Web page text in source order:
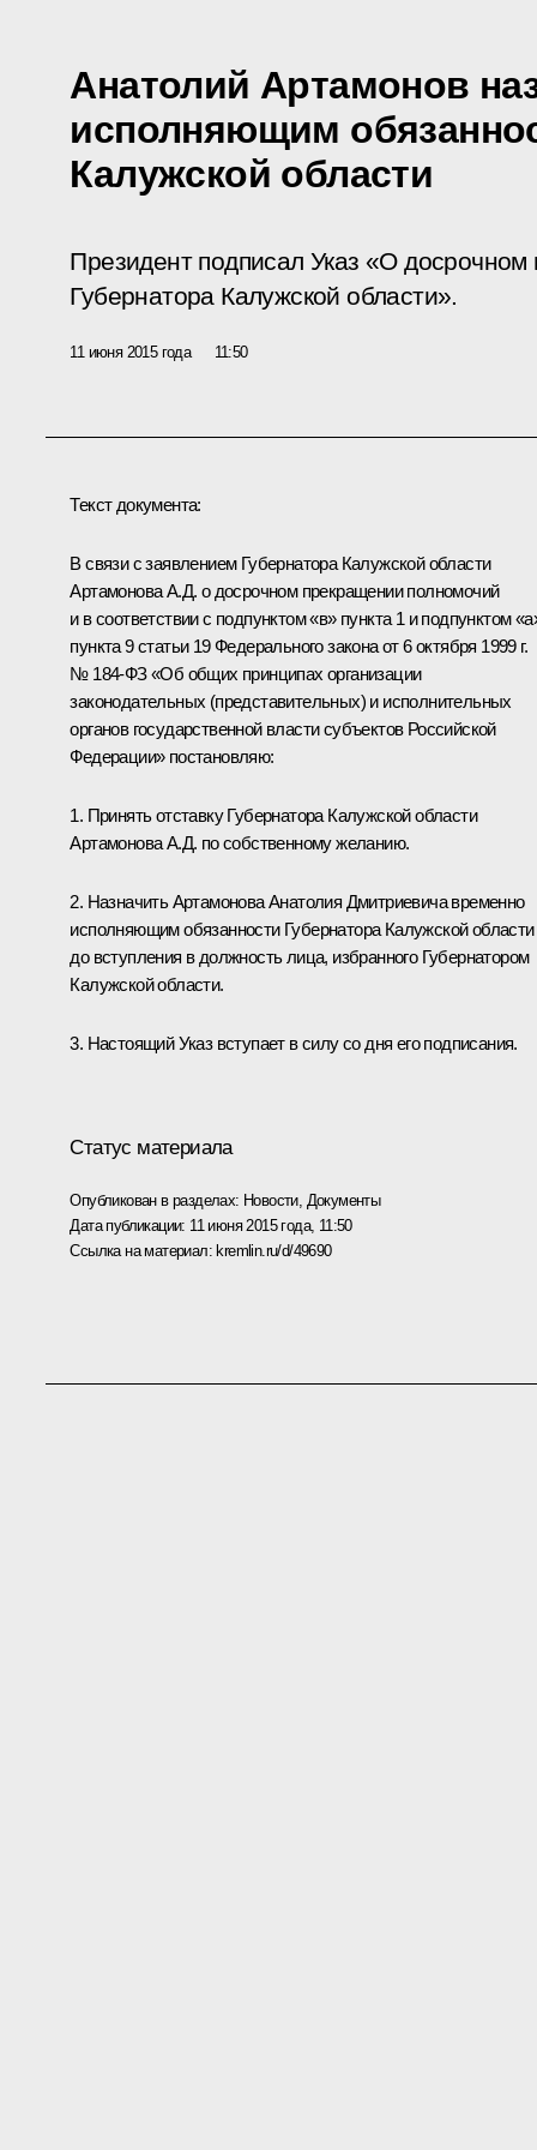
Анатолий Артамонов
исполняющим
Калужской области
Президент подписал Указ «О
Губернатора Калужской области».
11 июня 2015 года 11:50
Текст документа:
В связи с заявлением Губернатора Калужской области
Артамонова А.Д. о досрочном прекращении полномочий
и в соответствии с подпунктом «в» пункта 1 и подпунктом
пункта 9 статьи 19 Федерального закона от 6 октября 1999 г.
№ 184-ФЗ «Об общих принципах организации
законодательных (представительных) и исполнительных
органов государственной власти субъектов Российской
Федерации» постановляю:
1. Принять отставку Губернатора Калужской области
Артамонова А.Д. по собственному желанию.
2. Назначить Артамонова Анатолия Дмитриевича временно
исполняющим обязанности Губернатора Калужской области
до вступления в должность лица, избранного Губернатором
Калужской области.
3. Настоящий Указ вступает в силу со дня его подписания.
Статус материала
Опубликован в разделах: Новости, Документы
Дата публикации: 11 июня 2015 года, 11:50
Ссылка на материал: kremlin.ru/d/49690